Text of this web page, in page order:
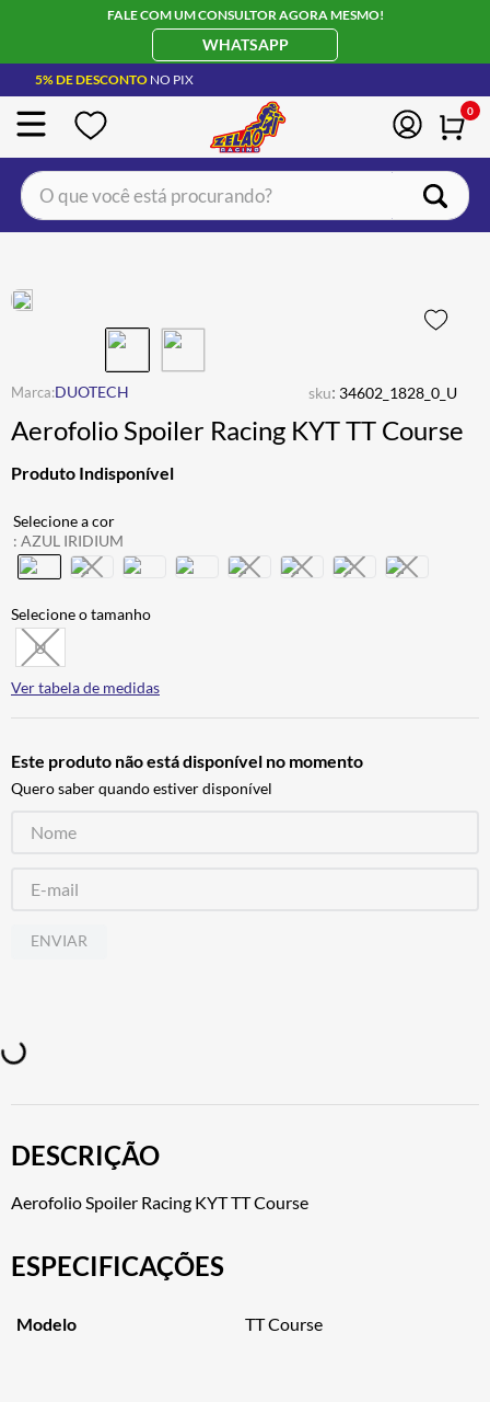
FALE COM UM CONSULTOR AGORA MESMO!
WHATSAPP
5% DE DESCONTO NO PIX
0
O que você está procurando?
DUOTECH sku: 34602_1828_0_U
Aerofolio Spoiler Racing KYT TT Course
Produto Indisponível
: AZUL IRIDIUM
U
Ver tabela de medidas
Este produto não está disponível no momento
Quero saber quando estiver disponível
ENVIAR
DESCRIÇÃO
Aerofolio Spoiler Racing KYT TT Course
ESPECIFICAÇÕES
Modelo TT Course
JAQUETA
4º ÓCULOS SOLAR
5º LUVA
6º BAU
8º ALPINESTAR
9º AIROH
10º BOTAS